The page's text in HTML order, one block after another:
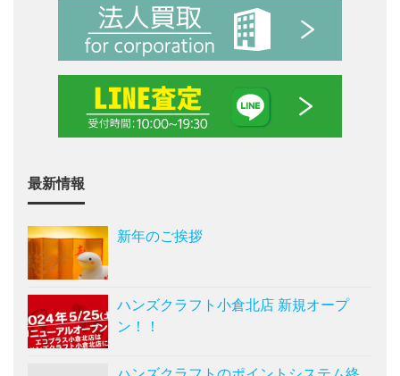
最新情報
新年のご挨拶
ハンズクラフト小倉北店 新規オープ
ン！！